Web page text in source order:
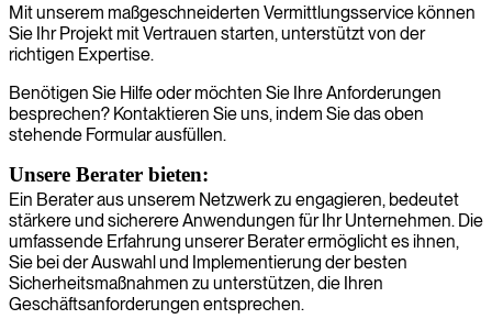
Mit unserem maßgeschneiderten Vermittlungsservice können
Sie Ihr Projekt mit Vertrauen starten, unterstützt von der
richtigen Expertise.
Benötigen Sie Hilfe oder möchten Sie Ihre Anforderungen
besprechen? Kontaktieren Sie uns, indem Sie das oben
stehende Formular ausfüllen.
Unsere Berater bieten:
Ein Berater aus unserem Netzwerk zu engagieren, bedeutet
stärkere und sicherere Anwendungen für Ihr Unternehmen. Die
umfassende Erfahrung unserer Berater ermöglicht es ihnen,
Sie bei der Auswahl und Implementierung der besten
Sicherheitsmaßnahmen zu unterstützen, die Ihren
Geschäftsanforderungen entsprechen.